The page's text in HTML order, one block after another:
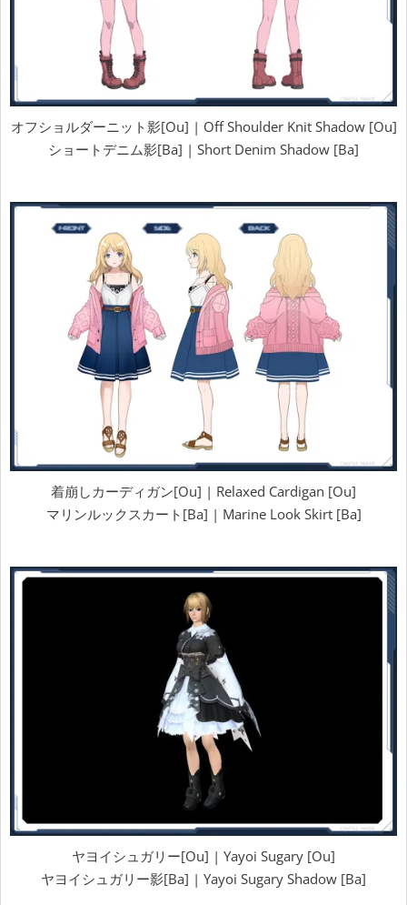
オフショルダーニット影[Ou] | Off Shoulder Knit Shadow [Ou]
ショートデニム影[Ba] | Short Denim Shadow [Ba]
着崩しカーディガン[Ou] | Relaxed Cardigan [Ou]
マリンルックスカート[Ba] | Marine Look Skirt [Ba]
ヤヨイシュガリー[Ou] | Yayoi Sugary [Ou]
ヤヨイシュガリー影[Ba] | Yayoi Sugary Shadow [Ba]